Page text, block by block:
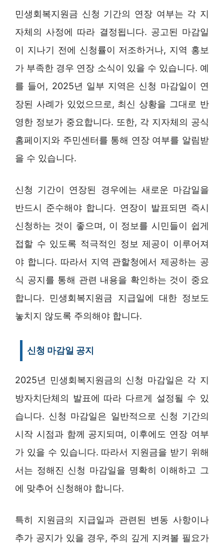
민생회복지원금 신청 기간의 연장 여부는 각 지
자체의 사정에 따라 결정됩니다. 공고된 마감일
이 지나기 전에 신청률이 저조하거나, 지역 홍보
가 부족한 경우 연장 소식이 있을 수 있습니다. 예
를 들어, 2025년 일부 지역은 신청 마감일이 연
장된 사례가 있었으므로, 최신 상황을 그대로 반
영한 정보가 중요합니다. 또한, 각 지자체의 공식
홈페이지와 주민센터를 통해 연장 여부를 알림받
을 수 있습니다.
신청 기간이 연장된 경우에는 새로운 마감일을
반드시 준수해야 합니다. 연장이 발표되면 즉시
신청하는 것이 좋으며, 이 정보를 시민들이 쉽게
접할 수 있도록 적극적인 정보 제공이 이루어져
야 합니다. 따라서 지역 관할청에서 제공하는 공
식 공지를 통해 관련 내용을 확인하는 것이 중요
합니다. 민생회복지원금 지급일에 대한 정보도
놓치지 않도록 주의해야 합니다.
신청 마감일 공지
2025년 민생회복지원금의 신청 마감일은 각 지
방자치단체의 발표에 따라 다르게 설정될 수 있
습니다. 신청 마감일은 일반적으로 신청 기간의
시작 시점과 함께 공지되며, 이후에도 연장 여부
가 있을 수 있습니다. 따라서 지원금을 받기 위해
서는 정해진 신청 마감일을 명확히 이해하고 그
에 맞추어 신청해야 합니다.
특히 지원금의 지급일과 관련된 변동 사항이나
추가 공지가 있을 경우, 주의 깊게 지켜볼 필요가